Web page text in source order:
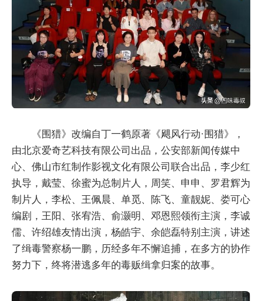
《围猎》改编自丁一鹤原著《飓风行动·围猎》，
由北京爱奇艺科技有限公司出品，公安部新闻传媒中
心、佛山市红制作影视文化有限公司联合出品，李少红
执导，戴莹、徐蜜为总制片人，周笑、申申、罗君辉为
制片人，李松、王佩晨、单觅、陈飞、童靓妮、娄可心
编剧，王阳、张宥浩、俞灏明、邓恩熙领衔主演，李诚
儒、许绍雄友情出演，杨皓宇、余皑磊特别主演，讲述
了缉毒警察杨一鹏，历经多年不懈追捕，在多方的协作
努力下，终将潜逃多年的毒贩缉拿归案的故事。